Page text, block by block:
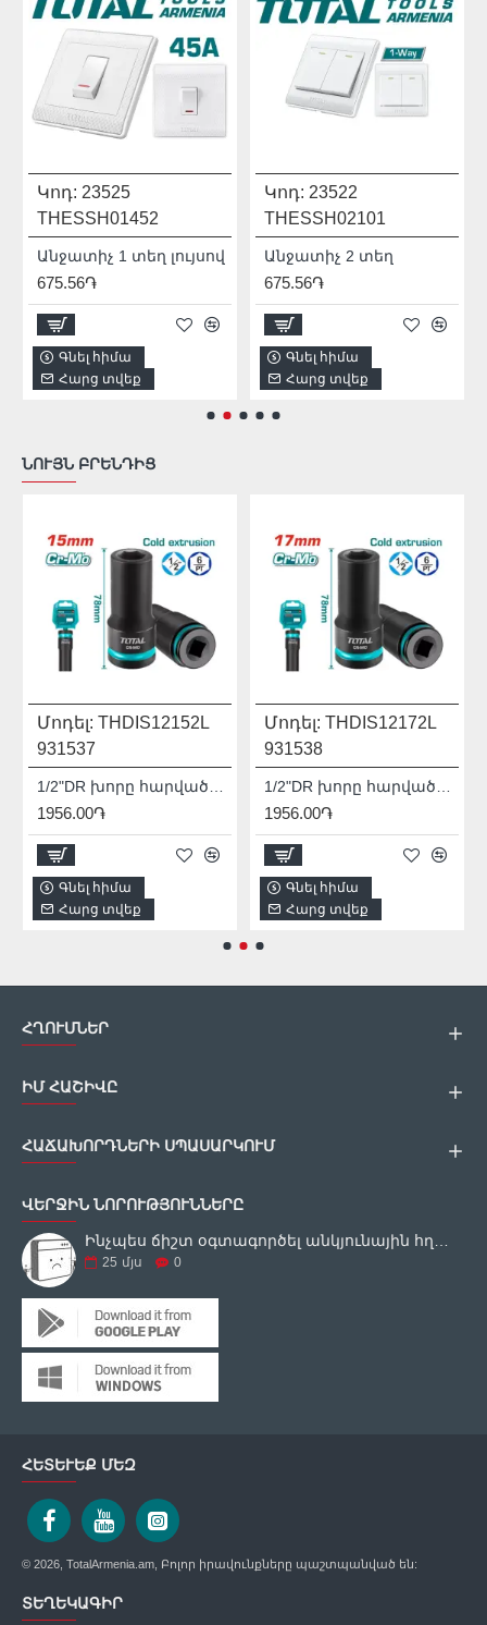
Կոդ: 23525
THESSH01452
Անջատիչ 1 տեղ լույսով
675.56֏
Գնել հիմա
Հարց տվեք
Կոդ: 23522
THESSH02101
Անջատիչ 2 տեղ
675.56֏
Գնել հիմա
Հարց տվեք
ՆՈՒՅՆ ԲՐԵՆԴԻՑ
Մոդել: THDIS12152L
931537
1956.00֏
Գնել հիմա
Հարց տվեք
Մոդել: THDIS12172L
931538
1956.00֏
Գնել հիմա
Հարց տվեք
ՀՂՈՒՄՆԵՐ
ԻՄ ՀԱՇԻՎԸ
ՀԱՃԱԽՈՐԴՆԵՐԻ ՍՊԱՍԱՐԿՈՒՄ
ՎԵՐՋԻՆ ՆՈՐՈՒԹՅՈՒՆՆԵՐԸ
25 մյս 0
ՀԵՏԵՒԵՔ ՄԵԶ
© 2026, TotalArmenia.am, Բոլոր իրավունքները պաշտպանված են:
ՏԵՂԵԿԱԳԻՐ